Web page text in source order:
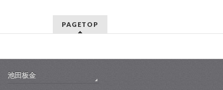
PAGETOP
池田板金